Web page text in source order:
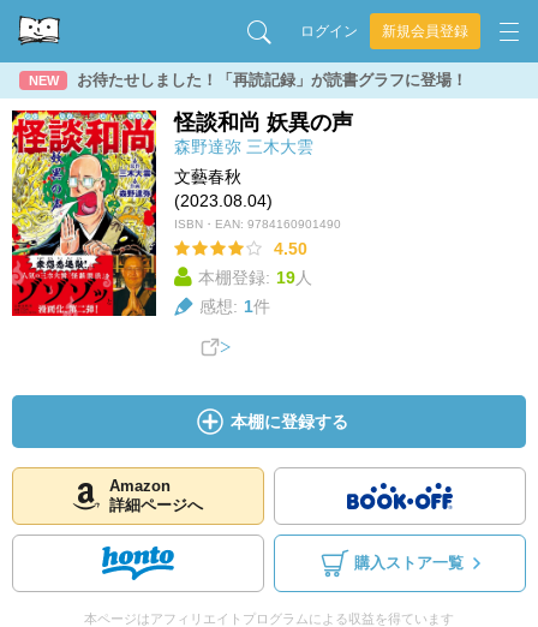
ログイン 新規会員登録
NEW お待たせしました！「再読記録」が読書グラフに登場！
怪談和尚 妖異の声
森野達弥 三木大雲
文藝春秋
(2023.08.04)
ISBN・EAN: 9784160901490
4.50
本棚登録: 19人
感想: 1件
本棚に登録する
Amazon
詳細ページへ
購入ストア一覧
本ページはアフィリエイトプログラムによる収益を得ています